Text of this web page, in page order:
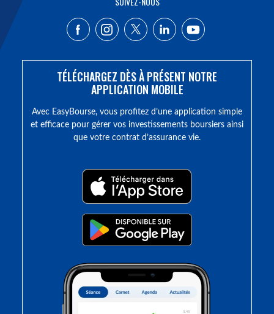
TÉLÉCHARGEZ DÈS À PRÉSENT NOTRE
APPLICATION MOBILE
Avec EasyBourse, vous profitez d’une application simple
et efficace pour gérer vos investissements boursiers ainsi
que votre contrat d’assurance vie.